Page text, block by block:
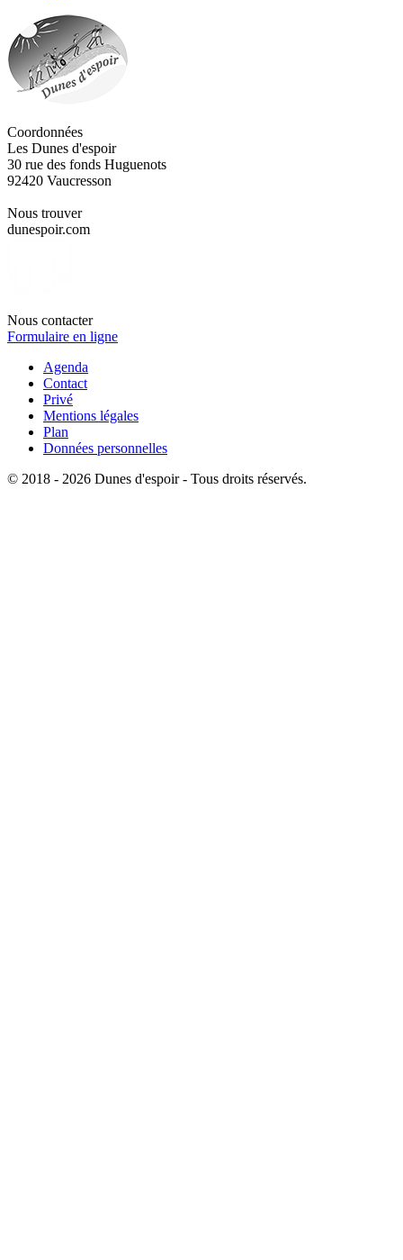
Coordonnées
Les Dunes d'espoir
30 rue des fonds Huguenots
92420 Vaucresson
Nous trouver
dunespoir.com
Nous contacter
Formulaire en ligne
Agenda
Contact
Privé
Mentions légales
Plan
Données personnelles
© 2018 - 2026 Dunes d'espoir - Tous droits réservés.